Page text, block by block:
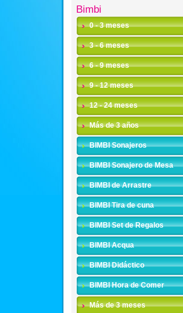
Bimbi
0 - 3 meses
3 - 6 meses
6 - 9 meses
9 - 12 meses
12 - 24 meses
Más de 3 años
BIMBI Sonajeros
BIMBI Sonajero de Mesa
BIMBI de Arrastre
BIMBI Tira de cuna
BIMBI Set de Regalos
BIMBI Acqua
BIMBI Didáctico
BIMBI Hora de Comer
Más de 3 meses